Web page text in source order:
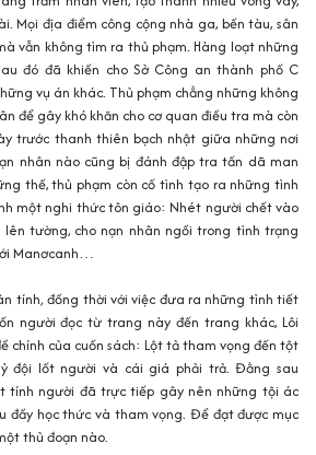
Mọi địa điểm công cộng nhà ga, bến tàu, sân
vẫn không tìm ra thủ phạm. Hàng loạt những
đó đã khiến cho Sở Công an thành phố C
vụ án khác. Thủ phạm chẳng những không
để gây khó khăn cho cơ quan điều tra mà còn
trước thanh thiên bạch nhật giữa những nơi
nhân nào cũng bị đánh đập tra tấn dã man
thế, thủ phạm còn cố tình tạo ra những tình
một nghi thức tôn giáo: Nhét người chết vào
tường, cho nạn nhân ngồi trong tình trạng
Manơcanh…
tính,đồng thời với việc đưa ra những tình tiết
người đọc từ trang này đến trang khác, Lôi
chính của cuốn sách: Lột tả tham vọng đến tột
đội lốt người và cái giá phải trả. Đằng sau
tính người đã trực tiếp gây nên những tội ác
đầy học thức và tham vọng. Để đạt được mục
thủ đoạn nào.